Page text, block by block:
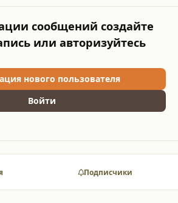
сообщений создайте
или авторизуйтесь
нового пользователя
Войти
Подписчики